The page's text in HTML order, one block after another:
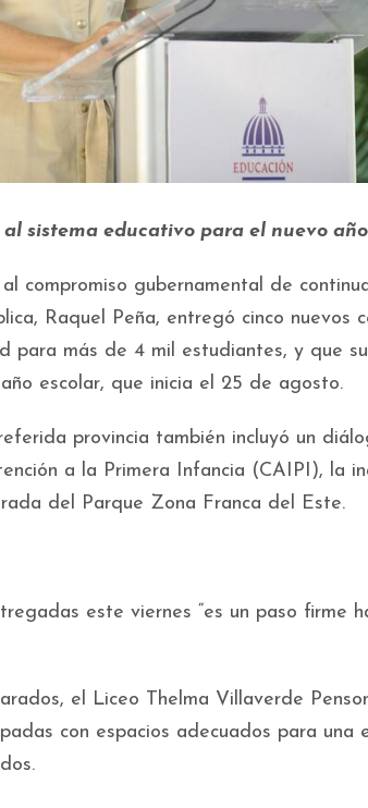
al sistema educativo para el nuevo
compromiso gubernamental de
Raquel Peña, entregó cinco nuevos
para más de 4 mil estudiantes, y que
escolar, que inicia el 25 de agosto.
provincia también incluyó un
a la Primera Infancia (CAIPI), la
del Parque Zona Franca del Este.
este viernes “es un paso firme
el Liceo Thelma Villaverde
con espacios adecuados para una